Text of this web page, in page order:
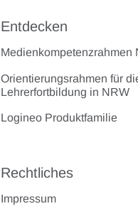
Entdecken
Medienkompetenzrahmen
Orientierungsrahmen für
Lehrerfortbildung in NRW
Logineo Produktfamilie
Rechtliches
Impressum